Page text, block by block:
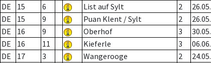
DE
15 6 List auf Sylt 2 26.05.
DE
15 9 Puan Klent / Sylt 2 26.05.
DE
16 9 Oberhof 3 30.05.
DE
16 11 Kieferle 3 06.06.
DE
17 3 Wangerooge 2 24.05.